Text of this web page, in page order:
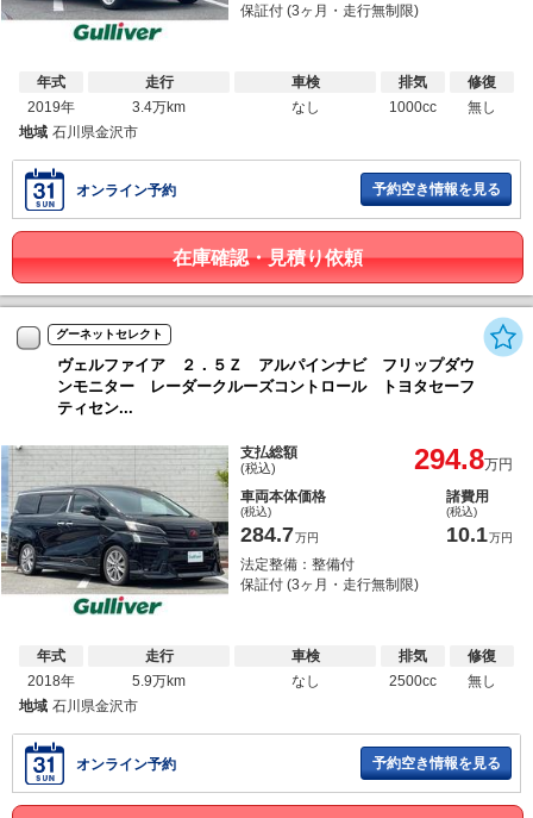
保証付 (3ヶ月・走行無制限)
年式
2019年
走行
3.4万km
車検
なし
排気
1000cc
修復
無し
地域 石川県金沢市
オンライン予約 予約空き情報を見る
在庫確認・見積り依頼
グーネットセレクト
ヴェルファイア ２．５Ｚ アルパインナビ フリップダウ
ンモニター レーダークルーズコントロール トヨタセーフ
ティセン...
支払総額
(税込) 294.8万円
車両本体価格
(税込)
284.7万円
諸費用
(税込)
10.1万円
法定整備：整備付
保証付 (3ヶ月・走行無制限)
年式
2018年
走行
5.9万km
車検
なし
排気
2500cc
修復
無し
地域 石川県金沢市
オンライン予約 予約空き情報を見る